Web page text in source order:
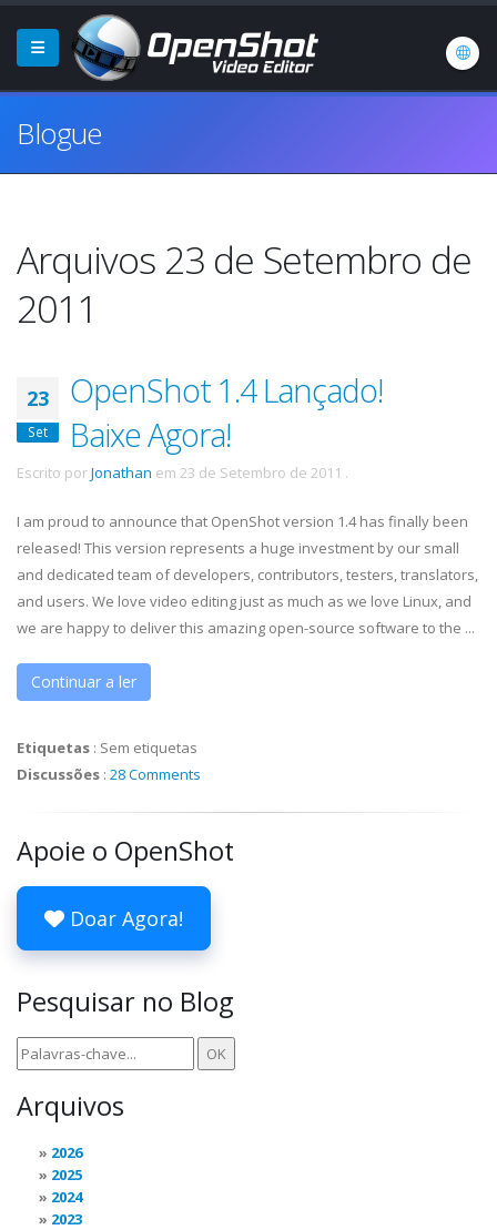
Blogue
Arquivos 23 de Setembro de
2011
23
Set
OpenShot 1.4 Lançado!
Baixe Agora!
Escrito porJonathan em 23 de Setembro de 2011 .
I am proud to announce that OpenShot version 1.4 has finally been
released! This version represents a huge investment by our small
and dedicated team of developers, contributors, testers, translators,
and users. We love video editing just as much as we love Linux, and
we are happy to deliver this amazing open-source software to the ...
Continuar a ler
Etiquetas : Sem etiquetas
Discussões : 28 Comments
Apoie o OpenShot
Doar Agora!
Pesquisar no Blog
Arquivos
2026
2025
2024
2023